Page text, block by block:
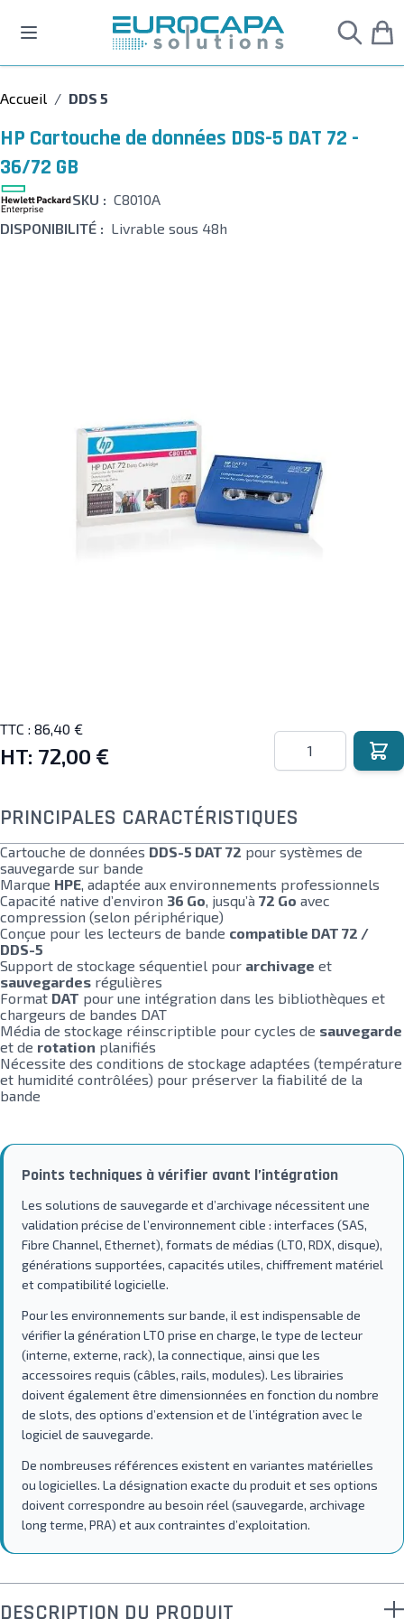
Accueil / DDS 5
HP Cartouche de données DDS-5 DAT 72 -
36/72 GB
SKU : C8010A
DISPONIBILITÉ : Livrable sous 48h
TTC : 86,40 €
HT: 72,00 €
Quantité
PRINCIPALES CARACTÉRISTIQUES
Cartouche de données DDS-5 DAT 72 pour systèmes de
sauvegarde sur bande
Marque HPE, adaptée aux environnements professionnels
Capacité native d’environ 36 Go, jusqu’à 72 Go avec
compression (selon périphérique)
Conçue pour les lecteurs de bande compatible DAT 72 /
DDS-5
Support de stockage séquentiel pour archivage et
sauvegardes régulières
Format DAT pour une intégration dans les bibliothèques et
chargeurs de bandes DAT
Média de stockage réinscriptible pour cycles de sauvegarde
et de rotation planifiés
Nécessite des conditions de stockage adaptées (température
et humidité contrôlées) pour préserver la fiabilité de la
bande
Points techniques à vérifier avant l’intégration
Les solutions de sauvegarde et d’archivage nécessitent une
validation précise de l’environnement cible : interfaces (SAS,
Fibre Channel, Ethernet), formats de médias (LTO, RDX, disque),
générations supportées, capacités utiles, chiffrement matériel
et compatibilité logicielle.
Pour les environnements sur bande, il est indispensable de
vérifier la génération LTO prise en charge, le type de lecteur
(interne, externe, rack), la connectique, ainsi que les
accessoires requis (câbles, rails, modules). Les librairies
doivent également être dimensionnées en fonction du nombre
de slots, des options d’extension et de l’intégration avec le
logiciel de sauvegarde.
De nombreuses références existent en variantes matérielles
ou logicielles. La désignation exacte du produit et ses options
doivent correspondre au besoin réel (sauvegarde, archivage
long terme, PRA) et aux contraintes d’exploitation.
DESCRIPTION DU PRODUIT